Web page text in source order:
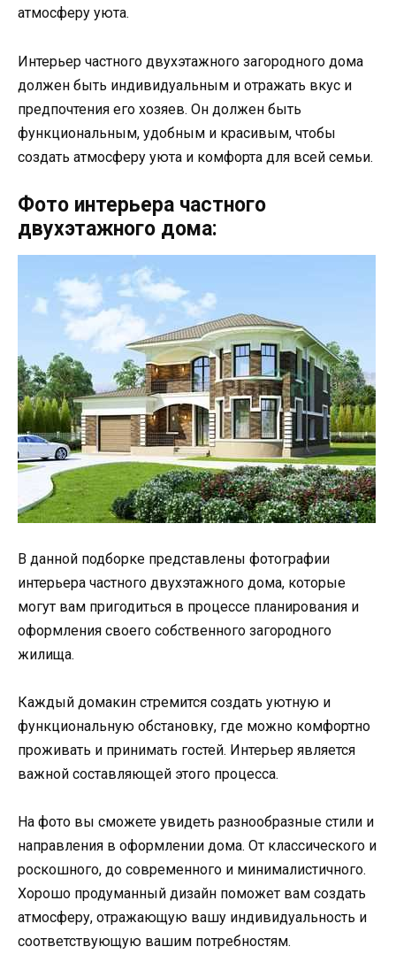
атмосферу уюта.
Интерьер частного двухэтажного загородного дома
должен быть индивидуальным и отражать вкус и
предпочтения его хозяев. Он должен быть
функциональным, удобным и красивым, чтобы
создать атмосферу уюта и комфорта для всей семьи.
Фото интерьера частного
двухэтажного дома:
В данной подборке представлены фотографии
интерьера частного двухэтажного дома, которые
могут вам пригодиться в процессе планирования и
оформления своего собственного загородного
жилища.
Каждый домакин стремится создать уютную и
функциональную обстановку, где можно комфортно
проживать и принимать гостей. Интерьер является
важной составляющей этого процесса.
На фото вы сможете увидеть разнообразные стили и
направления в оформлении дома. От классического и
роскошного, до современного и минималистичного.
Хорошо продуманный дизайн поможет вам создать
атмосферу, отражающую вашу индивидуальность и
соответствующую вашим потребностям.